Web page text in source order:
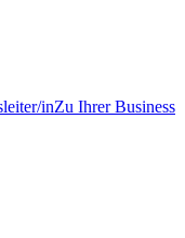
inZu Ihrer Business